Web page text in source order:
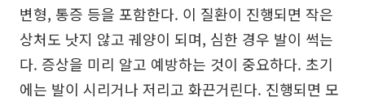
변형, 통증 등을 포함한다. 이 질환이 진행되면 작은
상처도 낫지 않고 궤양이 되며, 심한 경우 발이 썩는
다. 증상을 미리 알고 예방하는 것이 중요하다. 초기
에는 발이 시리거나 저리고 화끈거린다. 진행되면 모